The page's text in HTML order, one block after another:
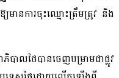
មានការចុះឈ្មោះត្រឹមត្រូវ និង
ាលថៃបានចេញបម្រាមជាផ្លូវ